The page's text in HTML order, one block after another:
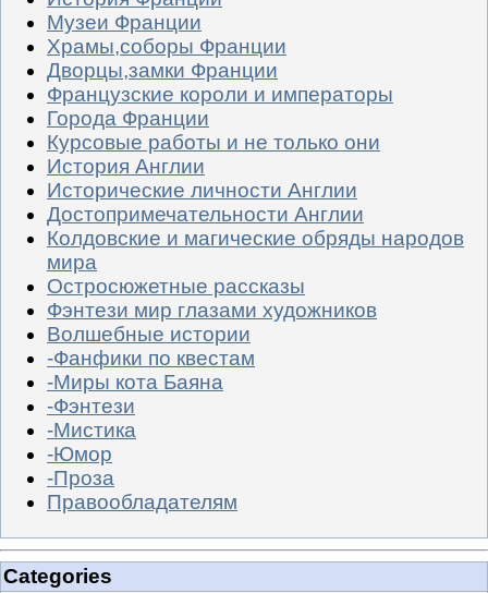
Музеи Франции
Храмы,соборы Франции
Дворцы,замки Франции
Французские короли и императоры
Города Франции
Курсовые работы и не только они
История Англии
Исторические личности Англии
Достопримечательности Англии
Колдовские и магические обряды народов
мира
Остросюжетные рассказы
Фэнтези мир глазами художников
Волшебные истории
-Фанфики по квестам
-Миры кота Баяна
-Фэнтези
-Мистика
-Юмор
-Проза
Правообладателям
Categories